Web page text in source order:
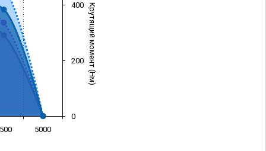
Крутящий момент (Нм)
5000
0
200
400